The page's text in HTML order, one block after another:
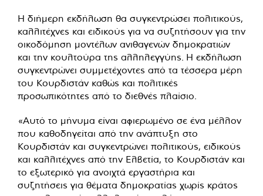
Η διήμερη εκδήλωση θα συγκεντρώσει πολιτικούς,
καλλιτέχνες και ειδικούς για να συζητήσουν για την
οικοδόμηση μοντέλων ανιθαγενών δημοκρατιών
και την κουλτούρα της αλληλεγγύης. Η εκδήλωση
συγκεντρώνει συμμετέχοντες από τα τέσσερα μέρη
του Κουρδιστάν καθώς και πολιτικές
προσωπικότητες από το διεθνές πλαίσιο.
«Αυτό το μήνυμα είναι αφιερωμένο σε ένα μέλλον
που καθοδηγείται από την ανάπτυξη στο
Κουρδιστάν και συγκεντρώνει πολιτικούς, ειδικούς
και καλλιτέχνες από την Ελβετία, το Κουρδιστάν και
το εξωτερικό για ανοιχτά εργαστήρια και
συζητήσεις για θέματα δημοκρατίας χωρίς κράτος